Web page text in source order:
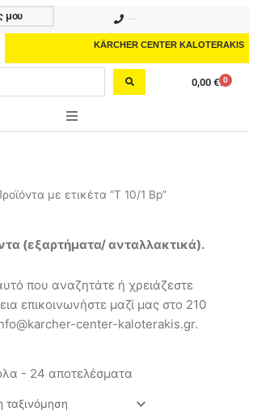
μου
KÄRCHER CENTER KALOTERAKIS
0,00 € 0
Cart
ΛΥΣΕΙΣ
με ετικέτα “T 10/1 Bp”
(εξαρτήματα/ ανταλλακτικά).
που αναζητάτε ή χρειάζεστε
επικοινωνήστε μαζί μας στο 210
center-kaloterakis.gr.
- 24 αποτελέσματα